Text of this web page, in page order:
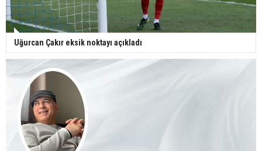
Uğurcan Çakır eksik noktayı açıkladı